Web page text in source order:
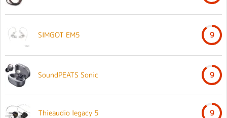
SIMGOT EM5 9
SoundPEATS Sonic 9
Thieaudio legacy 5 9